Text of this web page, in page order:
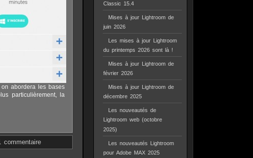
Classic 15.4
Mises à jour Lightroom de
juin 2026
Les mises à jour Lightroom
du printemps 2026 sont là !
Mises à jour Lightroom de
février 2026
Mises à jour Lightroom de
décembre 2025
Les nouveautés de
Lightroom web (octobre
2025)
Les nouveautés Lightroom
pour Adobe MAX 2025
abordera les bases
particulièrement, la
commentaire